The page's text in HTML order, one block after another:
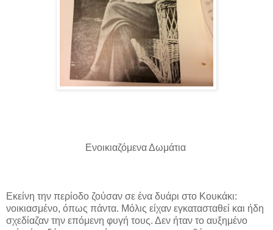
Ενοικιαζόμενα Δωμάτια
Εκείνη την περίοδο ζούσαν σε ένα δυάρι στο Κουκάκι:
νοικιασμένο, όπως πάντα. Μόλις είχαν εγκατασταθεί και ήδη
σχεδίαζαν την επόμενη φυγή τους. Δεν ήταν το αυξημένο